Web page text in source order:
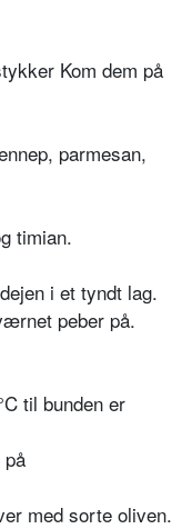
Kom dem på
parmesan,
timian.
i et tyndt lag.
peber på.
til bunden er
med sorte oliven.